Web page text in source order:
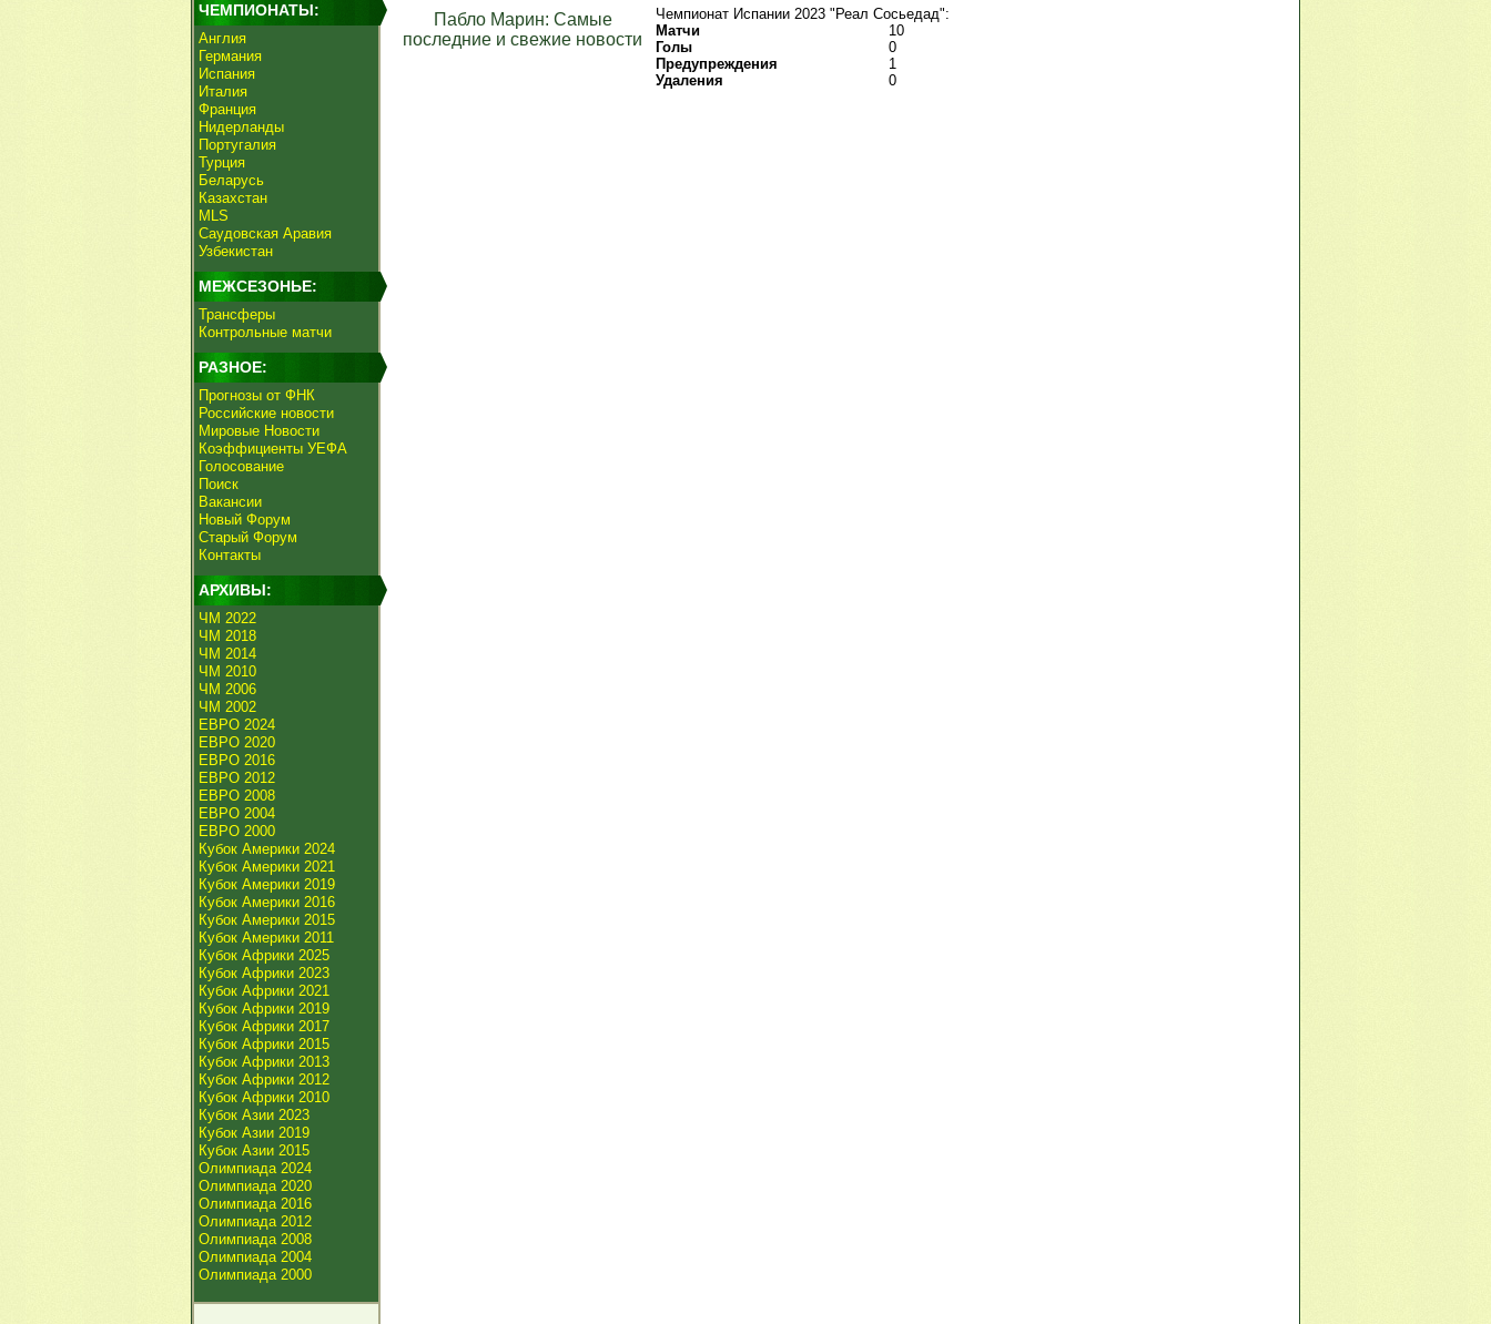
ЧЕМПИОНАТЫ:
Англия
Германия
Испания
Италия
Франция
Нидерланды
Португалия
Турция
Беларусь
Казахстан
MLS
Саудовская Аравия
Узбекистан
МЕЖСЕЗОНЬЕ:
Трансферы
Контрольные матчи
РАЗНОЕ:
Прогнозы от ФНК
Российские новости
Мировые Новости
Коэффициенты УЕФА
Голосование
Поиск
Вакансии
Новый Форум
Старый Форум
Контакты
АРХИВЫ:
ЧМ 2022
ЧМ 2018
ЧМ 2014
ЧМ 2010
ЧМ 2006
ЧМ 2002
ЕВРО 2024
ЕВРО 2020
ЕВРО 2016
ЕВРО 2012
ЕВРО 2008
ЕВРО 2004
ЕВРО 2000
Кубок Америки 2024
Кубок Америки 2021
Кубок Америки 2019
Кубок Америки 2016
Кубок Америки 2015
Кубок Америки 2011
Кубок Африки 2025
Кубок Африки 2023
Кубок Африки 2021
Кубок Африки 2019
Кубок Африки 2017
Кубок Африки 2015
Кубок Африки 2013
Кубок Африки 2012
Кубок Африки 2010
Кубок Азии 2023
Кубок Азии 2019
Кубок Азии 2015
Олимпиада 2024
Олимпиада 2020
Олимпиада 2016
Олимпиада 2012
Олимпиада 2008
Олимпиада 2004
Олимпиада 2000
Пабло Марин: Самые
последние и свежие новости
Чемпионат Испании 2023 "Реал Сосьедад":
Матчи
10
Голы
0
Предупреждения
1
Удаления
0